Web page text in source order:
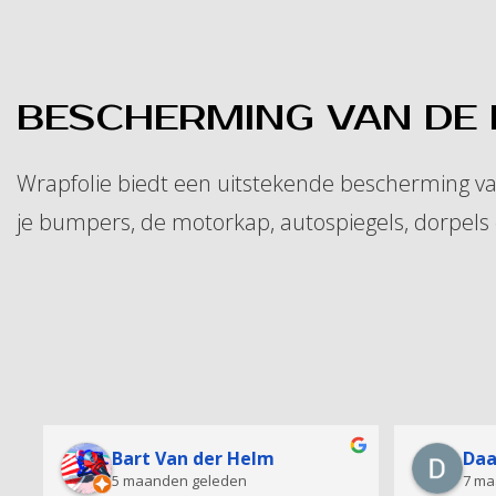
BESCHERMING VAN DE
Wrapfolie biedt een uitstekende bescherming
je bumpers, de motorkap, autospiegels,
mikail vilhena
11 maanden geleden